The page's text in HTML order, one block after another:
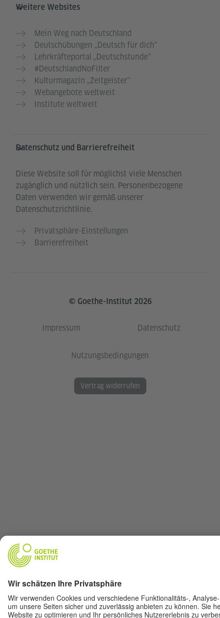
Weitere Websites
Mein Weg nach Deutschland
Deutschübungen „Deutsch für dich“
Lehrkräfteportal „Deutschstunde“
#DeutschlandNoFilter
Kulturmagazin „Zeitgeister“
Webangebote weltweit
Institute weltweit
Datenschutz und Barrierefreiheit
Diese Website soll für möglichst viele Menschen
zugänglich und nützlich sein. Personenbezogene
Daten verwenden wir gemäß unserer
Datenschutzrichtlinie.
Privatsphäre-Einstellungen
Barrierefreiheit
© Goethe-Institut 2026
Impressum Datenschutz
Nutzungsbedingungen
Vertrag widerrufen